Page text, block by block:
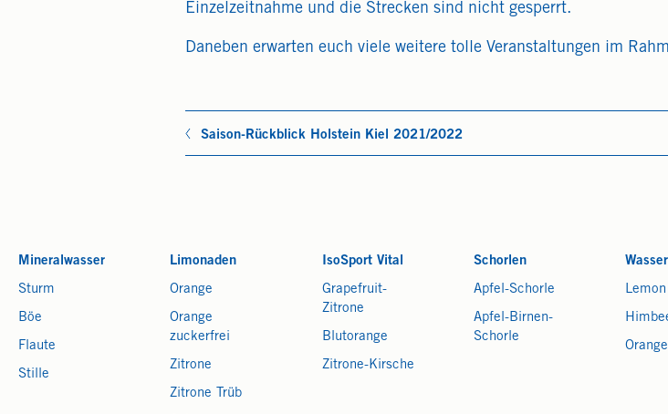
Einzelzeitnahme und die Strecken sind nicht gesperrt.
Daneben erwarten euch viele weitere tolle Veranstaltungen im
Saison-Rückblick Holstein Kiel 2021/2022
Mineralwasser
Sturm
Böe
Flaute
Stille
Limonaden
Orange
Orange
zuckerfrei
Zitrone
Zitrone Trüb
IsoSport Vital
Grapefruit-
Zitrone
Blutorange
Zitrone-Kirsche
Schorlen
Apfel-Schorle
Apfel-Birnen-
Schorle
Lemon
Orange